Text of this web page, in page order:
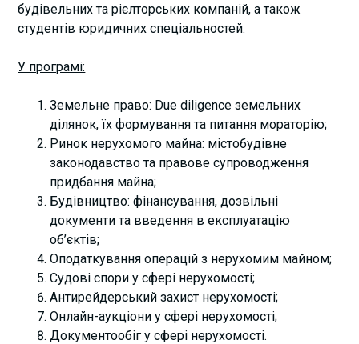
будівельних та рієлторських компаній, а також
студентів юридичних спеціальностей.
У програмі:
Земельне право: Due diligence земельних
ділянок, їх формування та питання мораторію;
Ринок нерухомого майна: містобудівне
законодавство та правове супроводження
придбання майна;
Будівництво: фінансування, дозвільні
документи та введення в експлуатацію
об’єктів;
Оподаткування операцій з нерухомим майном;
Судові спори у сфері нерухомості;
Антирейдерський захист нерухомості;
Онлайн-аукціони у сфері нерухомості;
Документообіг у сфері нерухомості.